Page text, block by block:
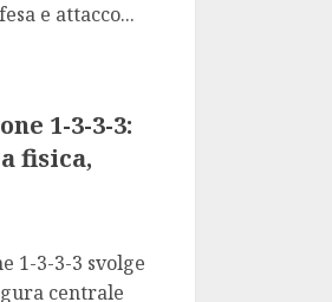
e attacco...
1-3-3-3:
fisica,
1-3-3-3 svolge
centrale